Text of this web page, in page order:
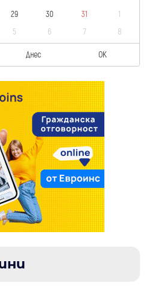
29 30 31
1
5 6 7 8
Днес OK